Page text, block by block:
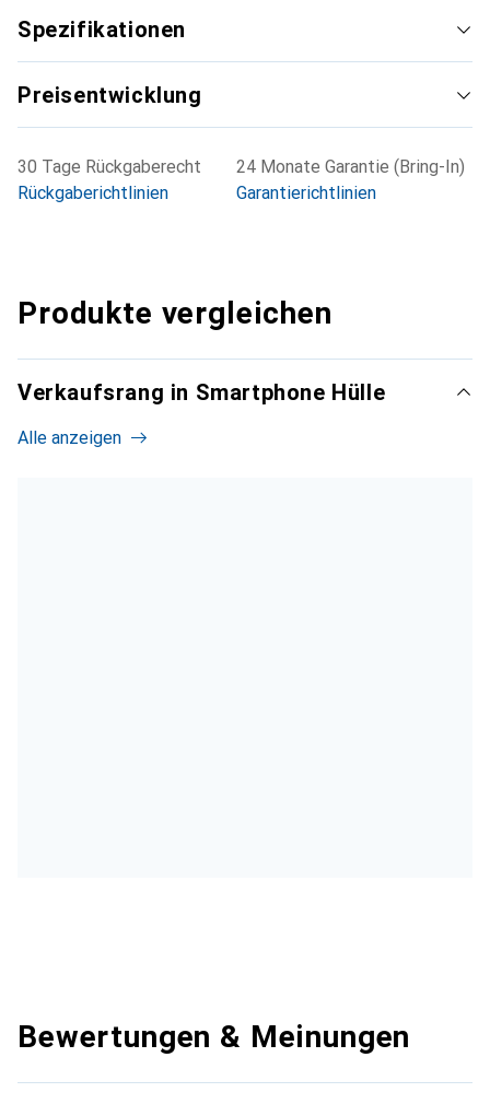
Spezifikationen
Preisentwicklung
30 Tage Rückgaberecht
Rückgaberichtlinien
24 Monate Garantie (Bring-In)
Garantierichtlinien
Produkte vergleichen
Verkaufsrang in Smartphone Hülle
Alle anzeigen
Bewertungen & Meinungen